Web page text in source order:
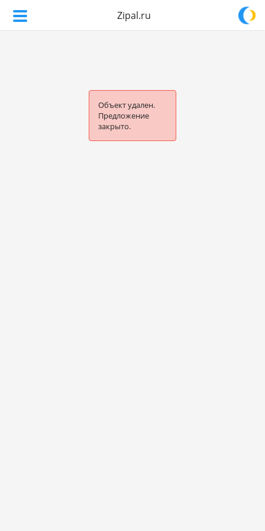
Zipal.ru
Объект удален.
Предложение
закрыто.